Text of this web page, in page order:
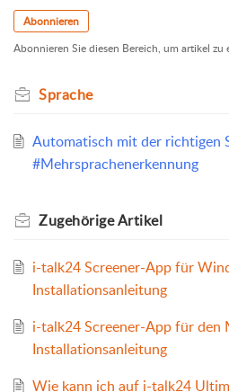
Abonnieren
Abonnieren Sie diesen Bereich, um artikel zu
Sprache
Automatisch mit der richtigen
#Mehrsprachenerkennung
ZugehörigeArtikel
i-talk24 Screener-App für
Installationsanleitung
i-talk24 Screener-App für den
Installationsanleitung
Wie kann ich auf i-talk24